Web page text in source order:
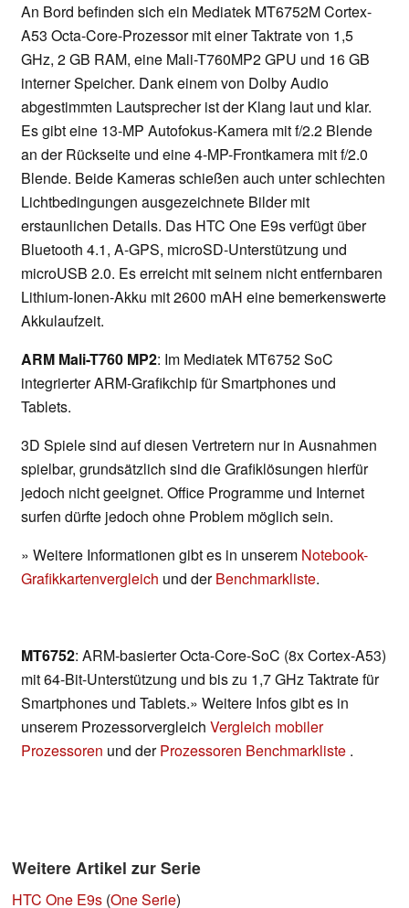
An Bord befinden sich ein Mediatek MT6752M Cortex-
A53 Octa-Core-Prozessor mit einer Taktrate von 1,5
GHz, 2 GB RAM, eine Mali-T760MP2 GPU und 16 GB
interner Speicher. Dank einem von Dolby Audio
abgestimmten Lautsprecher ist der Klang laut und klar.
Es gibt eine 13-MP Autofokus-Kamera mit f/2.2 Blende
an der Rückseite und eine 4-MP-Frontkamera mit f/2.0
Blende. Beide Kameras schießen auch unter schlechten
Lichtbedingungen ausgezeichnete Bilder mit
erstaunlichen Details. Das HTC One E9s verfügt über
Bluetooth 4.1, A-GPS, microSD-Unterstützung und
microUSB 2.0. Es erreicht mit seinem nicht entfernbaren
Lithium-Ionen-Akku mit 2600 mAH eine bemerkenswerte
Akkulaufzeit.
ARM Mali-T760 MP2: Im Mediatek MT6752 SoC
integrierter ARM-Grafikchip für Smartphones und
Tablets.
3D Spiele sind auf diesen Vertretern nur in Ausnahmen
spielbar, grundsätzlich sind die Grafiklösungen hierfür
jedoch nicht geeignet. Office Programme und Internet
surfen dürfte jedoch ohne Problem möglich sein.
» Weitere Informationen gibt es in unserem Notebook-
Grafikkartenvergleich und derBenchmarkliste.
MT6752: ARM-basierter Octa-Core-SoC (8x Cortex-A53)
mit 64-Bit-Unterstützung und bis zu 1,7 GHz Taktrate für
Smartphones und Tablets.» Weitere Infos gibt es in
unserem Prozessorvergleich Vergleich mobiler
Prozessoren und derProzessoren Benchmarkliste .
Weitere Artikel zur Serie
HTC One E9s (One Serie)